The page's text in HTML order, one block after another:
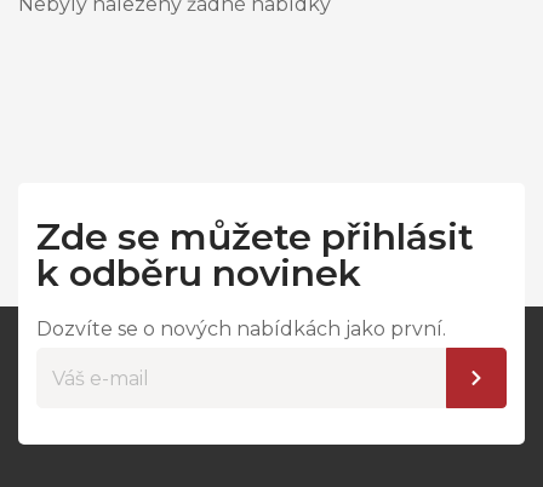
Nebyly nalezeny žádné nabídky
Zde se můžete přihlásit
k odběru novinek
Dozvíte se o nových nabídkách jako první.